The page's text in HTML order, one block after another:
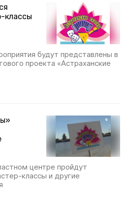
классы
будут представлены в
проекта «Астраханские
центре пройдут
классы и другие